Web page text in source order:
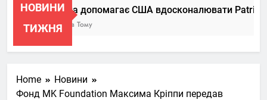
НОВИНИ
ТИЖНЯ
Україна допомагає США вдосконалювати Patriot,
6 Місяців Тому
Home
Новини
Фонд MK Foundation Максима Кріппи передав